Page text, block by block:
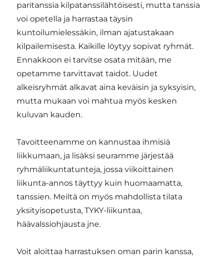
paritanssia kilpatanssilähtöisesti, mutta tanssia
voi opetella ja harrastaa täysin
kuntoilumielessäkin, ilman ajatustakaan
kilpailemisesta. Kaikille löytyy sopivat ryhmät.
Ennakkoon ei tarvitse osata mitään, me
opetamme tarvittavat taidot. Uudet
alkeisryhmät alkavat aina keväisin ja syksyisin,
mutta mukaan voi mahtua myös kesken
kuluvan kauden.
Tavoitteenamme on kannustaa ihmisiä
liikkumaan, ja lisäksi seuramme järjestää
ryhmäliikuntatunteja, jossa viikoittainen
liikunta-annos täyttyy kuin huomaamatta,
tanssien. Meiltä on myös mahdollista tilata
yksityisopetusta, TYKY-liikuntaa,
häävalssiohjausta jne.
Voit aloittaa harrastuksen oman parin kanssa,